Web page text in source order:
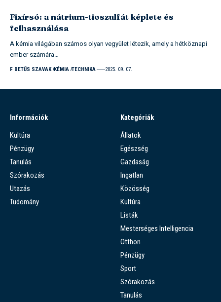
Fixírsó: a nátrium-tioszulfát képlete és
felhasználása
A kémia világában számos olyan vegyület létezik, amely a hétköznapi
ember számára…
F BETŰS SZAVAK KÉMIA TECHNIKA 2025. 09. 07.
Információk
Kultúra
Pénzügy
Tanulás
Szórakozás
Utazás
Tudomány
Kategóriák
Állatok
Egészség
Gazdaság
Ingatlan
Közösség
Kultúra
Listák
Mesterséges Intelligencia
Otthon
Pénzügy
Sport
Szórakozás
Tanulás